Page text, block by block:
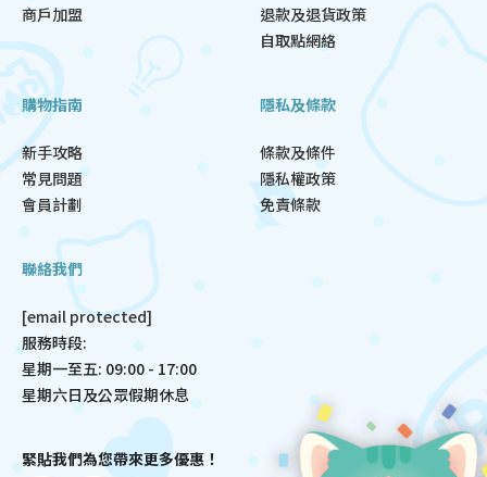
商戶加盟
退款及退貨政策
自取點網絡
購物指南
新手攻略
常見問題
會員計劃
隱私及條款
條款及條件
隱私權政策
免責條款
聯絡我們
[email protected]
服務時段:
星期一至五: 09:00 - 17:00
星期六日及公眾假期休息
緊貼我們為您帶來更多優惠！